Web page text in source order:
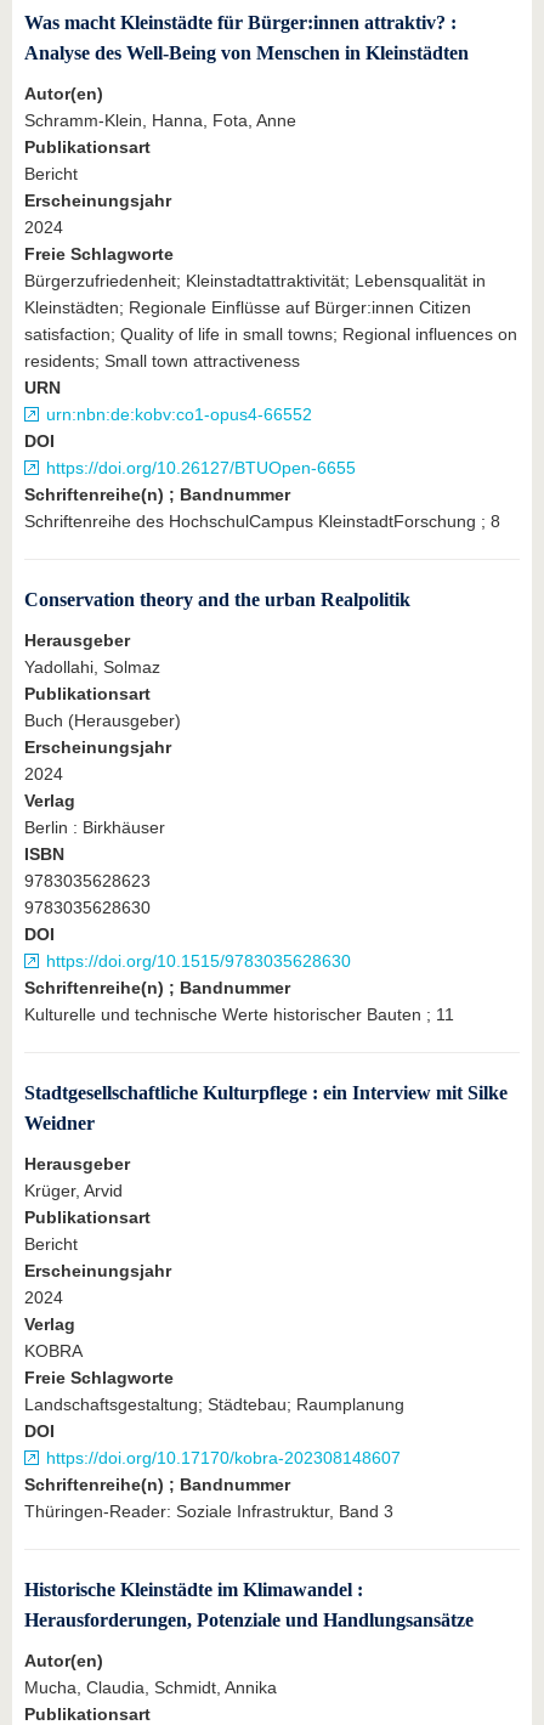
Was macht Kleinstädte für Bürger:innen attraktiv? :
Analyse des Well-Being von Menschen in Kleinstädten
Autor(en)
Schramm-Klein, Hanna, Fota, Anne
Publikationsart
Bericht
Erscheinungsjahr
2024
Freie Schlagworte
Bürgerzufriedenheit; Kleinstadtattraktivität; Lebensqualität in
Kleinstädten; Regionale Einflüsse auf Bürger:innen Citizen
satisfaction; Quality of life in small towns; Regional influences on
residents; Small town attractiveness
URN
urn:nbn:de:kobv:co1-opus4-66552
DOI
https://doi.org/10.26127/BTUOpen-6655
Schriftenreihe(n) ; Bandnummer
Schriftenreihe des HochschulCampus KleinstadtForschung ; 8
Conservation theory and the urban Realpolitik
Herausgeber
Yadollahi, Solmaz
Publikationsart
Buch (Herausgeber)
Erscheinungsjahr
2024
Verlag
Berlin : Birkhäuser
ISBN
9783035628623
9783035628630
DOI
https://doi.org/10.1515/9783035628630
Schriftenreihe(n) ; Bandnummer
Kulturelle und technische Werte historischer Bauten ; 11
Stadtgesellschaftliche Kulturpflege : ein Interview mit Silke
Weidner
Herausgeber
Krüger, Arvid
Publikationsart
Bericht
Erscheinungsjahr
2024
Verlag
KOBRA
Freie Schlagworte
Landschaftsgestaltung; Städtebau; Raumplanung
DOI
https://doi.org/10.17170/kobra-202308148607
Schriftenreihe(n) ; Bandnummer
Thüringen-Reader: Soziale Infrastruktur, Band 3
Historische Kleinstädte im Klimawandel :
Herausforderungen, Potenziale und Handlungsansätze
Autor(en)
Mucha, Claudia, Schmidt, Annika
Publikationsart